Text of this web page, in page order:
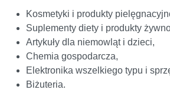
Kosmetyki i produkty
Suplementy diety i produkty
Artykuły dla niemowląt i dzieci,
Chemia gospodarcza,
Elektronika wszelkiego typu i
Biżuteria.